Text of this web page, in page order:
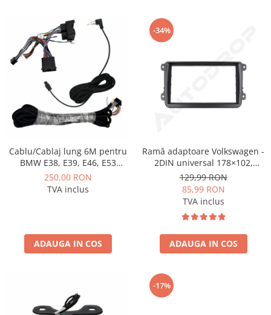
Cablu/Cablaj lung 6M pentru
BMW E38, E39, E46, E53
pentru sistem amplificat - AD-
BGCBM6M
250,00 RON
TVA inclus
ADAUGA IN COS
-34%
Ramă adaptoare Volkswagen -
2DIN universal 178×102,
montaj dedicat
129,99 RON
85,99 RON
TVA inclus
ADAUGA IN COS
-17%